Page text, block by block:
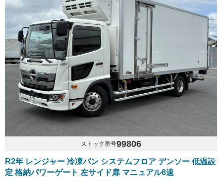
ストック番号99806
R2年 レンジャー 冷凍バン システムフロア デンソー 低温設
定 格納パワーゲート 左サイド扉 マニュアル6速